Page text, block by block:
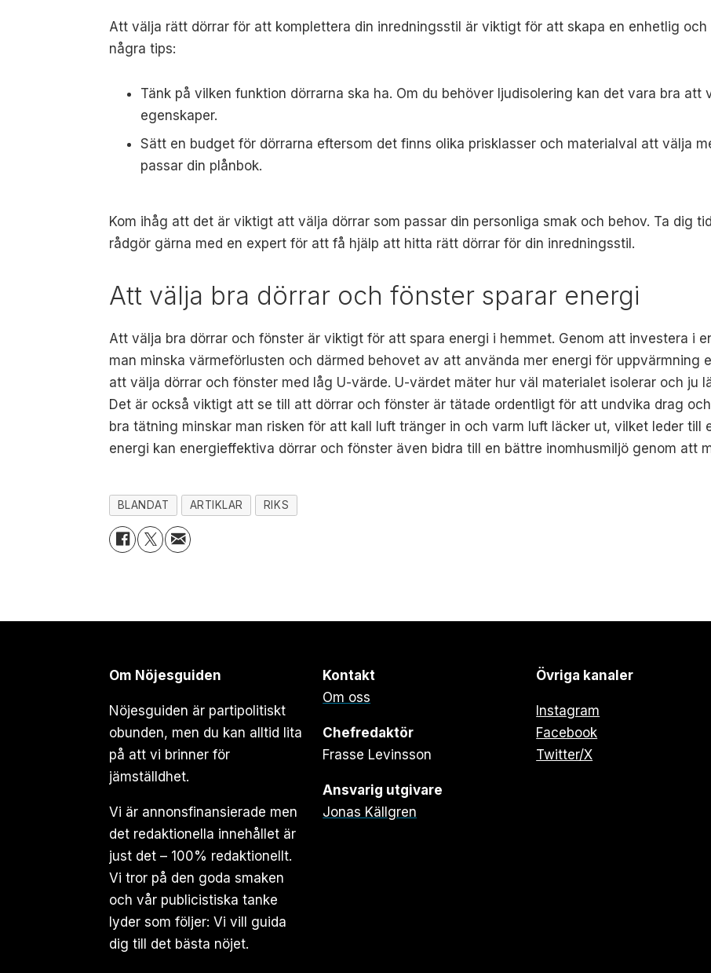
Att välja rätt dörrar för att komplettera din inredningsstil är viktigt för att skapa en enhetlig
några tips:
Tänk på vilken funktion dörrarna ska ha. Om du behöver ljudisolering kan det vara bra att
egenskaper.
Sätt en budget för dörrarna eftersom det finns olika prisklasser och materialval att välja
passar din plånbok.
Kom ihåg att det är viktigt att välja dörrar som passar din personliga smak och behov. Ta dig
rådgör gärna med en expert för att få hjälp att hitta rätt dörrar för din inredningsstil.
Att välja bra dörrar och fönster sparar energi
Att välja bra dörrar och fönster är viktigt för att spara energi i hemmet. Genom att investera i
man minska värmeförlusten och därmed behovet av att använda mer energi för uppvärmning
att välja dörrar och fönster med låg U-värde. U-värdet mäter hur väl materialet isolerar och ju
Det är också viktigt att se till att dörrar och fönster är tätade ordentligt för att undvika drag
bra tätning minskar man risken för att kall luft tränger in och varm luft läcker ut, vilket leder till
energi kan energieffektiva dörrar och fönster även bidra till en bättre inomhusmiljö genom att
BLANDAT ARTIKLAR RIKS
Om Nöjesguiden
Nöjesguiden är partipolitiskt
obunden, men du kan alltid lita
på att vi brinner för
jämställdhet.
Vi är annonsfinansierade men
det redaktionella innehållet är
just det – 100% redaktionellt.
Vi tror på den goda smaken
och vår publicistiska tanke
lyder som följer: Vi vill guida
dig till det bästa nöjet.
Kontakt
Om oss
Chefredaktör
Frasse Levinsson
Ansvarig utgivare
Jonas Källgren
Övriga kanaler
Instagram
Facebook
Twitter/X